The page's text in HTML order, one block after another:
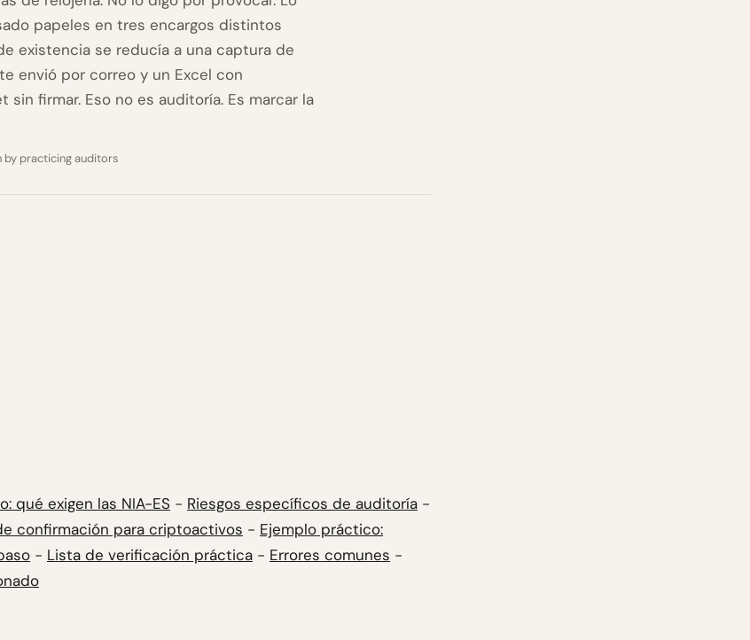
papeles en tres encargos distintos
existencia se reducía a una captura de
envió por correo y un Excel con
sin firmar. Eso no es auditoría. Es marcar la
by practicing auditors
qué exigen las NIA-ES - Riesgos específicos de auditoría -
confirmación para criptoactivos - Ejemplo práctico:
- Lista de verificación práctica - Errores comunes -